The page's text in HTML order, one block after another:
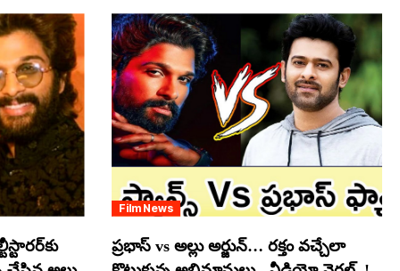
Film News
ప్రభాస్ vs అల్లు అర్జున్… రక్తం వచ్చేలా